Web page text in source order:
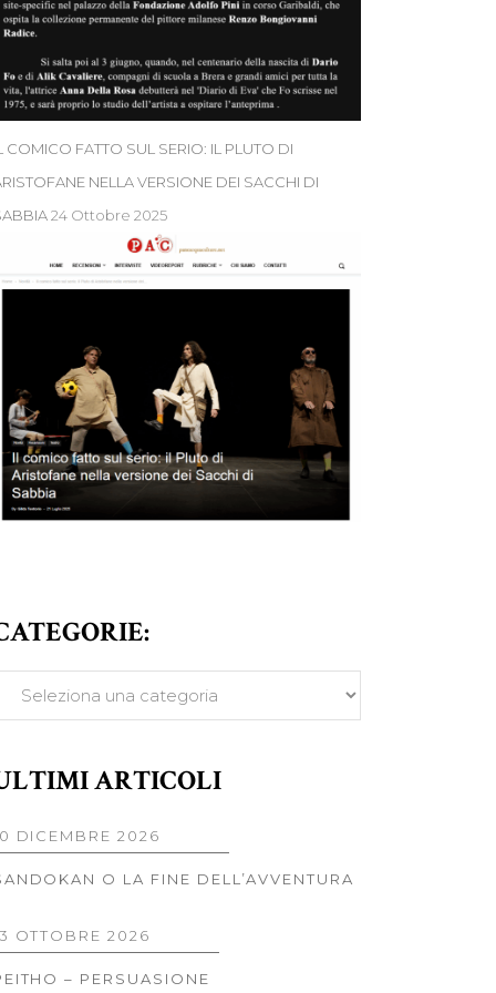
COMICO FATTO SUL SERIO: IL PLUTO DI
NELLA VERSIONE DEI SACCHI DI
24 Ottobre 2025
ARTICOLI
DICEMBRE 2026
O LA FINE DELL’AVVENTURA
OTTOBRE 2026
– PERSUASIONE